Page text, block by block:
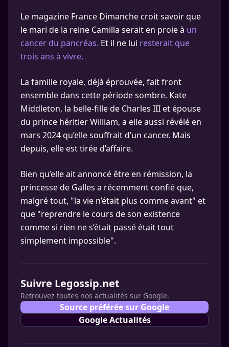
Le magazine France Dimanche croit savoir que
le mari de la reine Camilla serait en proie à un
cancer du pancréas. Et il ne lui resterait que
trois ans à vivre.
La famille royale, déjà éprouvée, fait front
ensemble dans cette période sombre. Kate
Middleton, la belle-fille de Charles III et épouse
du prince héritier William, a elle aussi révélé en
mars 2024 qu’elle souffrait d’un cancer. Mais
depuis, elle est tirée d’affaire.
Bien qu’elle ait annoncé être en rémission, la
princesse de Galles a récemment confié que,
malgré tout, "la vie n’était plus comme avant" et
que "reprendre le cours de son existence
comme si rien ne s’était passé était tout
simplement impossible".
Suivre Legossip.net
Retrouvez toutes nos actualités sur Google.
Source préférée sur Google
Google Actualités